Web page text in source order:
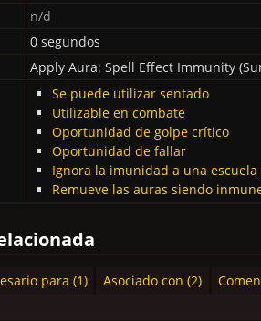
n/d
0 segundos
Apply Aura: Spell Effect Immunity
Se puede utilizar sentado
Utilizable en combate
Oportunidad de golpe crítico
Oportunidad de fallar
Ignora la imunidad a una escuela
Remueve las auras siendo
para (1) Asociado con (2)